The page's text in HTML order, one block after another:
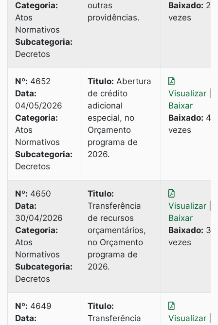
Categoria:
Atos
Normativos
Subcategoria:
Decretos
outras
providências.
Baixado: 2
vezes
Nº: 4652
Data:
04/05/2026
Categoria:
Atos
Normativos
Subcategoria:
Decretos
Titulo: Abertura
de crédito
adicional
especial, no
Orçamento
programa de
2026.
Visualizar
Baixar
Baixado: 4
vezes
Nº: 4650
Data:
30/04/2026
Categoria:
Atos
Normativos
Subcategoria:
Decretos
Titulo:
Transferência
de recursos
orçamentários,
no Orçamento
programa de
2026.
Visualizar
Baixar
Baixado: 3
vezes
Nº: 4649
Data:
Titulo:
Transferência
Visualizar